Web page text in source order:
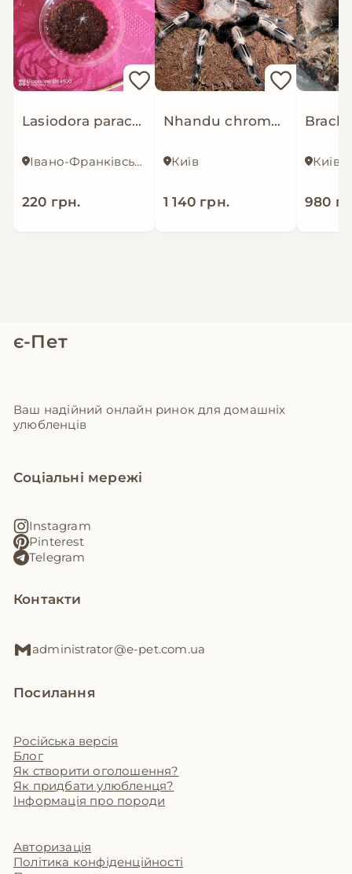
Lasiodora parachybana
Івано-Франківська область
220 грн.
Nhandu chromatus(доросла) Павук птахоїд
Київ
1 140 грн.
Київ
980
є-Пет
Ваш надійний онлайн ринок для домашніх
улюбленців
Соціальні мережі
Instagram
Pinterest
Telegram
Контакти
administrator@e-pet.com.ua
Посилання
Російська версія
Блог
Як створити оголошення?
Як придбати улюбленця?
Інформація про породи
Авторизація
Політика конфіденційності